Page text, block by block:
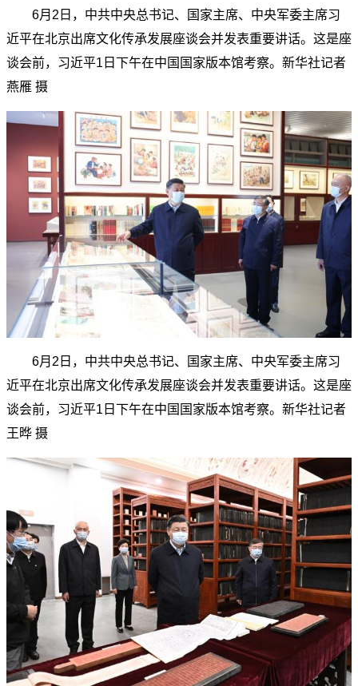
6月2日，中共中央总书记、国家主席、中央军委主席习
近平在北京出席文化传承发展座谈会并发表重要讲话。这是座
谈会前，习近平1日下午在中国国家版本馆考察。新华社记者
燕雁 摄
6月2日，中共中央总书记、国家主席、中央军委主席习
近平在北京出席文化传承发展座谈会并发表重要讲话。这是座
谈会前，习近平1日下午在中国国家版本馆考察。新华社记者
王晔 摄